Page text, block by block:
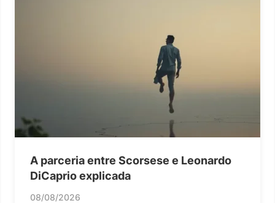
A parceria entre Scorsese e Leonardo
DiCaprio explicada
08/08/2026